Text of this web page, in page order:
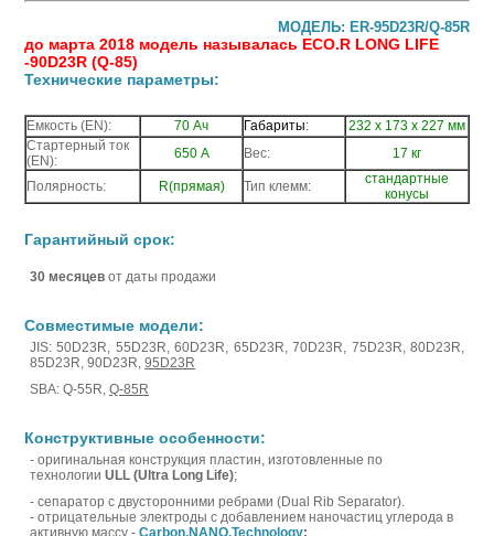
МОДЕЛЬ: ER-95D23R/Q-85R
до марта 2018 модель называлась ECO.R LONG LIFE
-90D23R (Q-85)
Технические параметры:
Емкость (EN): 70 Ач Габариты:
232 х 173 х 227 мм
Стартерный ток
(EN):
650 А Вес: 17 кг
Полярность: R(прямая) Тип клемм:
стандартные
конусы
Гарантийный срок:
30 месяцев от даты продажи
Совместимые модели:
JIS: 50D23R, 55D23 R, 60D23 R, 65D23 R, 70D23 R, 75D23 R, 80D23 R,
85D23 R, 90D23 R, 95D23 R
SBA: Q-55 R, Q-85 R
Конструктивные особенности:
- оригинальная конструкция пластин, изготовленные по
технологии ULL (Ultra Long Life);
- cепаратор с двусторонними ребрами (Dual Rib Separator).
- отрицательные электроды с добавлением наночастиц углерода в
активную массу - Carbon.NANO.Technology;